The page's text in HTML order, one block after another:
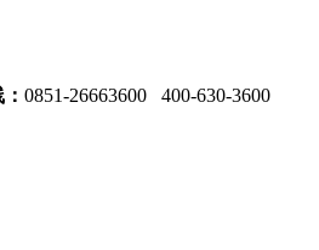
： 0851-26663600 400-630-3600